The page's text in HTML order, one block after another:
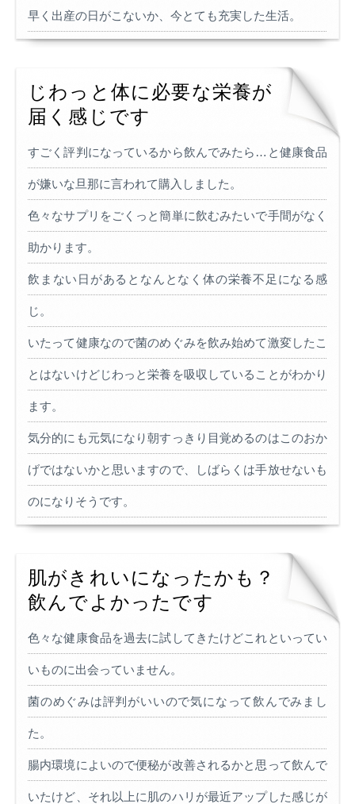
早く出産の日がこないか、今とても充実した生活。
じわっと体に必要な栄養が
届く感じです
すごく評判になっているから飲んでみたら…と健康食品
が嫌いな旦那に言われて購入しました。
色々なサプリをごくっと簡単に飲むみたいで手間がなく
助かります。
飲まない日があるとなんとなく体の栄養不足になる感
じ。
いたって健康なので菌のめぐみを飲み始めて激変したこ
とはないけどじわっと栄養を吸収していることがわかり
ます。
気分的にも元気になり朝すっきり目覚めるのはこのおか
げではないかと思いますので、しばらくは手放せないも
のになりそうです。
肌がきれいになったかも？
飲んでよかったです
色々な健康食品を過去に試してきたけどこれといってい
いものに出会っていません。
菌のめぐみは評判がいいので気になって飲んでみまし
た。
腸内環境によいので便秘が改善されるかと思って飲んで
いたけど、それ以上に肌のハリが最近アップした感じが